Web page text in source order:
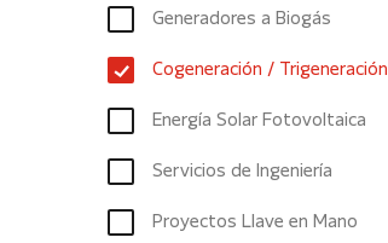
Generadores a Biogás
Cogeneración / Trigeneración
Energía Solar Fotovoltaica
Servicios de Ingeniería
Proyectos Llave en Mano